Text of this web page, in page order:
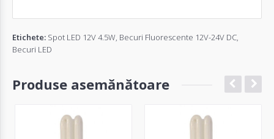
Etichete: Spot LED 12V 4.5W Becuri Fluorescente 12V-24V DC
Becuri LED
Produse asemănătoare